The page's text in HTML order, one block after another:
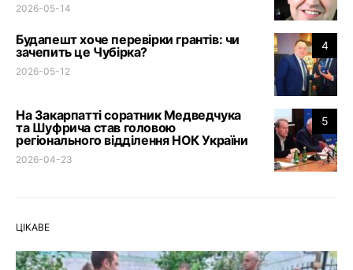
2026-05-14
4
Будапешт хоче перевірки грантів: чи
зачепить це Чубірка?
2026-05-12
5
На Закарпатті соратник Медведчука
та Шуфрича став головою
регіонального відділення НОК України
2026-04-23
ЦІКАВЕ